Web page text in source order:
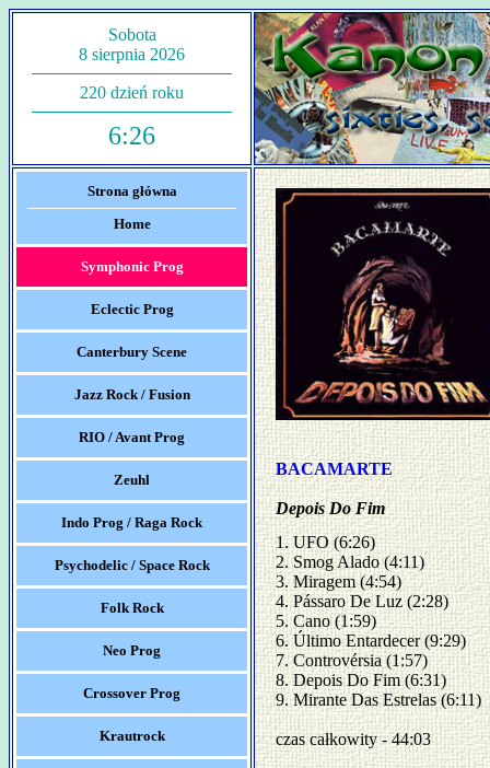
Sobota
8 sierpnia 2026
220 dzień roku
6:26
Strona główna
Home
Symphonic Prog
Eclectic Prog
Canterbury Scene
Jazz Rock / Fusion
RIO / Avant Prog
Zeuhl
Indo Prog / Raga Rock
Psychodelic / Space Rock
Folk Rock
Neo Prog
Crossover Prog
Krautrock
BACAMARTE
Depois Do Fim
1. UFO (6:26)
2. Smog Alado (4:11)
3. Miragem (4:54)
4. Pássaro De Luz (2:28)
5. Cano (1:59)
6. Último Entardecer (9:29)
7. Controvérsia (1:57)
8. Depois Do Fim (6:31)
9. Mirante Das Estrelas (6:11)
czas całkowity - 44:03